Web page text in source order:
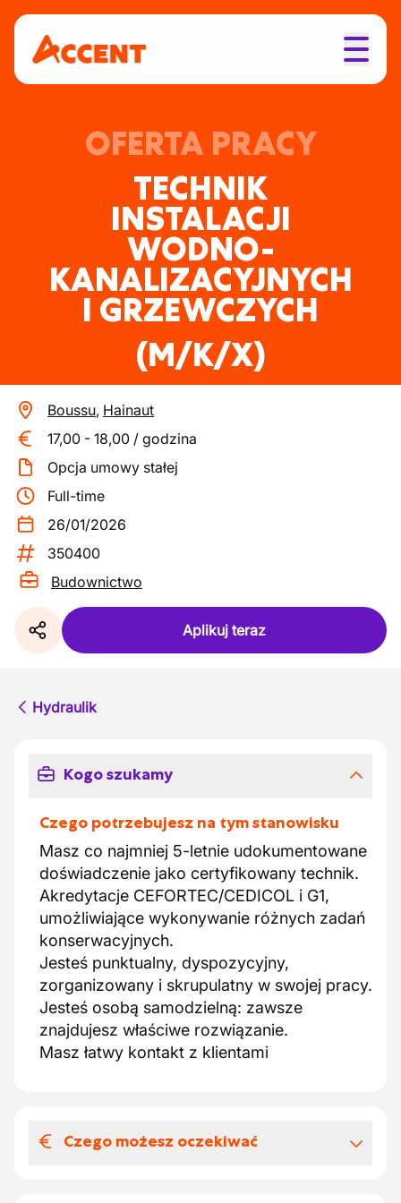
OFERTA PRACY
TECHNIK
INSTALACJI
WODNO-
KANALIZACYJNYCH
I GRZEWCZYCH
(M/K/X)
Boussu, Hainaut
17,00 - 18,00 / godzina
Opcja umowy stałej
Full-time
26/01/2026
350400
Budownictwo
Aplikuj teraz
Hydraulik
Kogo szukamy
Czego potrzebujesz na tym stanowisku
Masz co najmniej 5-letnie udokumentowane
doświadczenie jako certyfikowany technik.
Akredytacje CEFORTEC/CEDICOL i G1,
umożliwiające wykonywanie różnych zadań
konserwacyjnych.
Jesteś punktualny, dyspozycyjny,
zorganizowany i skrupulatny w swojej pracy.
Jesteś osobą samodzielną: zawsze
znajdujesz właściwe rozwiązanie.
Masz łatwy kontakt z klientami
Czego możesz oczekiwać